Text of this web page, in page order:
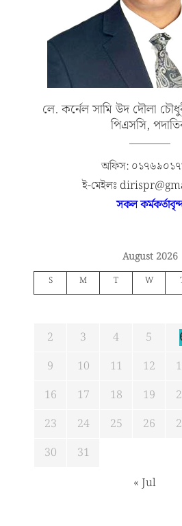
লে. কর্নেল সামি উদ দৌলা
পিএসসি,
অফিস:
ই-মেইলঃ
সকল
August 2026
S M T W
2
3 4 5
9
10 11 12
16
17 18 19
23
24 25 26
30
31
« Jul